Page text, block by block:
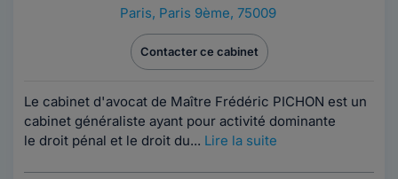
Paris, Paris 9ème, 75009
Contacter ce cabinet
Le cabinet d'avocat de Maître Frédéric PICHON est un
cabinet généraliste ayant pour activité dominante
le droit pénal et le droit du... Lire la suite